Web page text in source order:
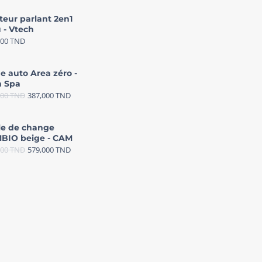
parlant 2en1
- Vtech
TND
auto Area zéro -
Spa
TND 387,000TND
de change
beige - CAM
TND 579,000TND